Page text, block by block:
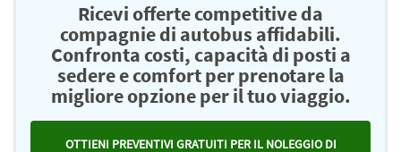
Ricevi offerte competitive da
compagnie di autobus affidabili.
Confronta costi, capacità di posti a
sedere e comfort per prenotare la
migliore opzione per il tuo viaggio.
OTTIENI PREVENTIVI GRATUITI PER IL NOLEGGIO DI